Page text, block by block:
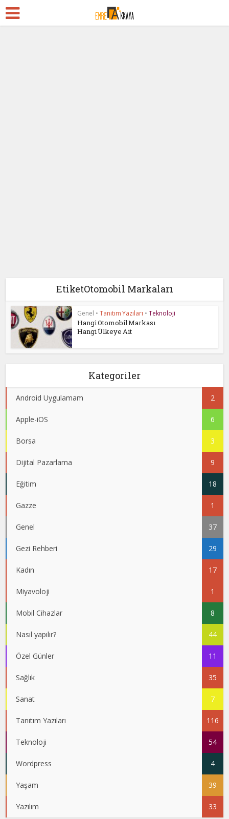
EtiketOtomobil Markaları
Genel • Tanıtım Yazıları • Teknoloji
Hangi Otomobil Markası
Hangi Ülkeye Ait
Kategoriler
Android Uygulamam 2
Apple-iOS 6
Borsa 3
Dijital Pazarlama 9
Eğitim 18
Gazze 1
Genel 37
Gezi Rehberi 29
Kadın 17
Miyavoloji 1
Mobil Cihazlar 8
Nasıl yapılır? 44
Özel Günler 11
Sağlık 35
Sanat 7
Tanıtım Yazıları 116
Teknoloji 54
Wordpress 4
Yaşam 39
Yazılım 33